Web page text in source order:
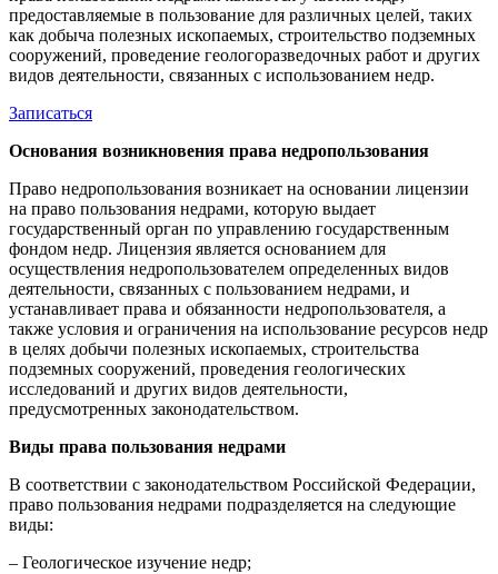
предоставляемые в пользование для различных целей, таких
как добыча полезных ископаемых, строительство подземных
сооружений, проведение геологоразведочных работ и других
видов деятельности, связанных с использованием недр.
Записаться
Основания возникновения права недропользования
Право недропользования возникает на основании лицензии
на право пользования недрами, которую выдает
государственный орган по управлению государственным
фондом недр. Лицензия является основанием для
осуществления недропользователем определенных видов
деятельности, связанных с пользованием недрами, и
устанавливает права и обязанности недропользователя, а
также условия и ограничения на использование ресурсов недр
в целях добычи полезных ископаемых, строительства
подземных сооружений, проведения геологических
исследований и других видов деятельности,
предусмотренных законодательством.
Виды права пользования недрами
В соответствии с законодательством Российской Федерации,
право пользования недрами подразделяется на следующие
виды:
– Геологическое изучение недр;